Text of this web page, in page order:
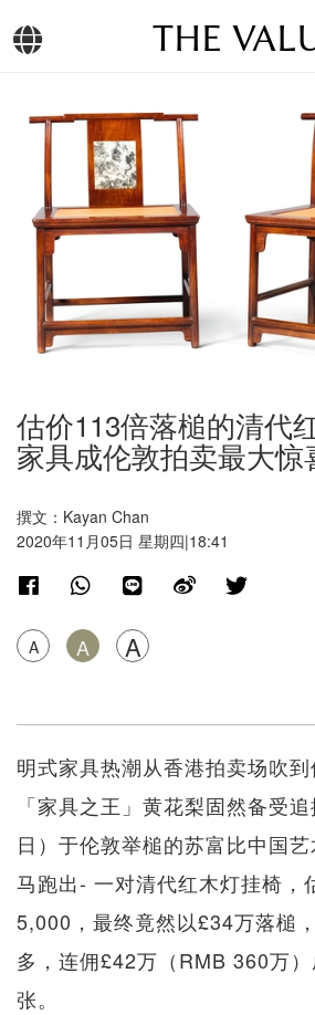
THE
估价113倍落槌的清
家具成伦敦拍卖最大惊
撰文：Kayan Chan
2020年11月05日 星期四|18:41
A A A
明式家具热潮从香港拍卖场吹到
「家具之王」黄花梨固然备受
日）于伦敦举槌的苏富比中国
马跑出- 一对清代红木灯挂椅，
5,000，最终竟然以£34万落槌
多，连佣£42万（RMB 360万
张。